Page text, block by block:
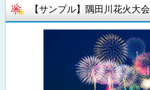
【サンプル】隅田川花火大会